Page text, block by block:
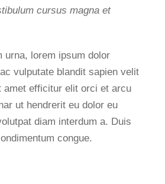
cursus magna et
urna, lorem ipsum dolor
vulputate blandit sapien velit
amet efficitur elit orci et arcu
ut hendrerit eu dolor eu
diam interdum a. Duis
congue.